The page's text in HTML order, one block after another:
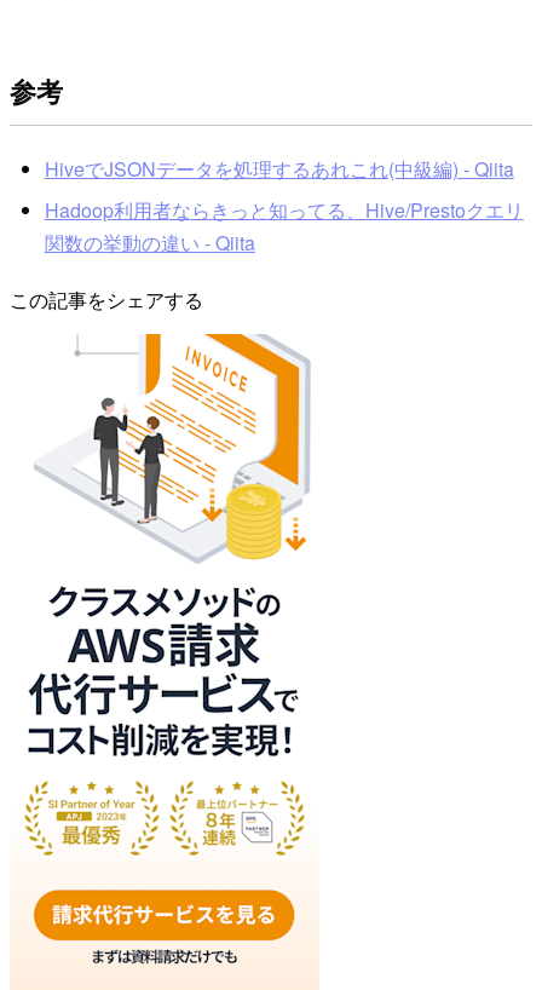
参考
HiveでJSONデータを処理するあれこれ(中級編) - Qiita
Hadoop利用者ならきっと知ってる、Hive/Prestoクエリ
関数の挙動の違い - Qiita
この記事をシェアする